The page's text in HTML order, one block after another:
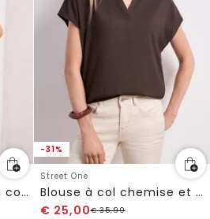
Chemisier à manches courtes et détails léopard
-31%
Street One
Blouse à col chemise et ourlet élastiqué
€ 25,00€35,99